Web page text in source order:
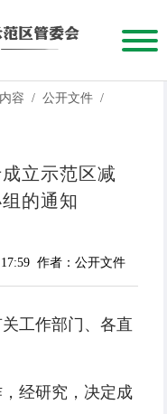
容 / 公开文件 /
立示范区减
的通知
作者：公开文件
工作部门、各直
经研究，决定成